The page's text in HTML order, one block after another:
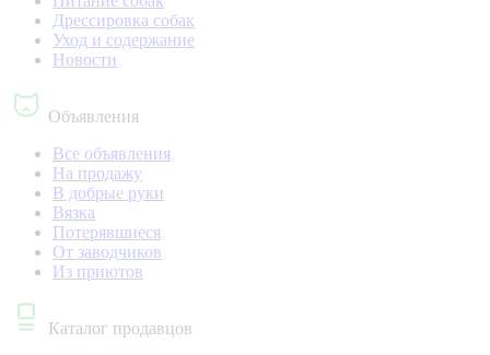
Дрессировка собак
Уход и содержание
Новости
Объявления
Все объявления
На продажу
В добрые руки
Вязка
Потерявшиеся
От заводчиков
Из приютов
Каталог продавцов